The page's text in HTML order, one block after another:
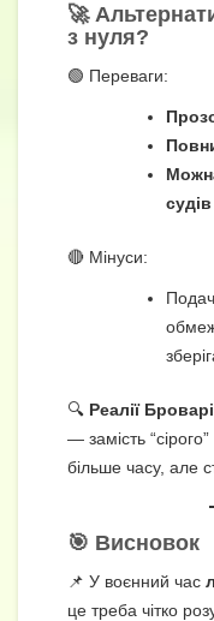
🚀
з нуля?
🟢 Переваги:
судів
🔴 Мінуси:
🔍 Реалії
— замість
більше часу, але
🎯 Висновок
📌 У воєнний час
це треба чітко